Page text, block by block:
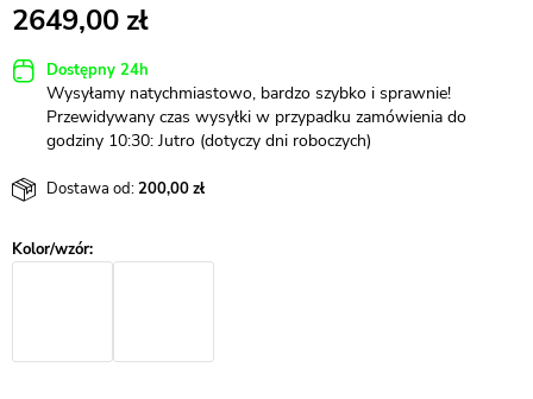
2649,00
Dostępny 24h
Wysyłamy natychmiastowo, bardzo szybko i sprawnie!
Przewidywany czas wysyłki w przypadku zamówienia do
godziny 10:30: Jutro (dotyczy dni roboczych)
Dostawa od:200,00